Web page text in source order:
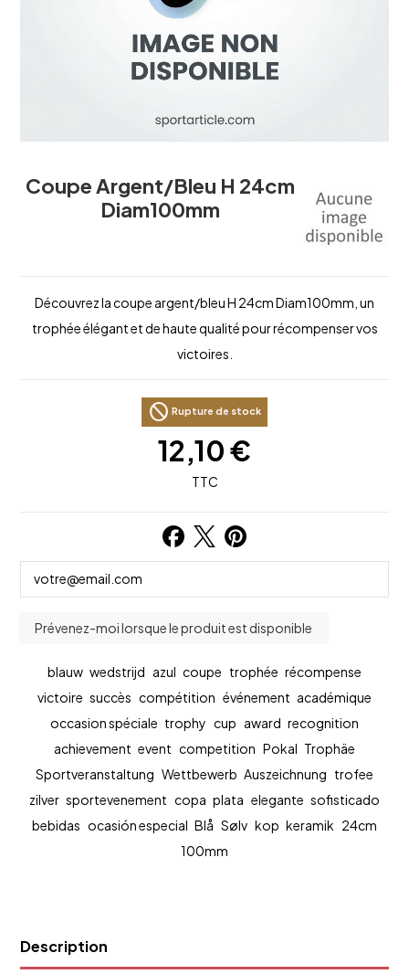
Coupe Argent/Bleu H 24cm
Diam100mm
Découvrez la coupe argent/bleu H 24cm Diam100mm, un
trophée élégant et de haute qualité pour récompenser vos
victoires.
block Rupture de stock
12,10 €
TTC
blauw wedstrijd azul coupe trophée récompense
victoire succès compétition événement académique
occasion spéciale trophy cup award recognition
achievement event competition Pokal Trophäe
Sportveranstaltung Wettbewerb Auszeichnung trofee
zilver sportevenement copa plata elegante sofisticado
bebidas ocasión especial Blå Sølv kop keramik 24cm
100mm
Description